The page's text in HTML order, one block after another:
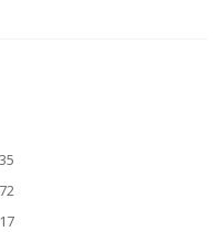
35
72
17